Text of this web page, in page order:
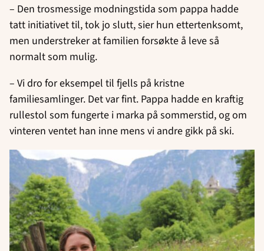
– Den trosmessige modningstida som pappa hadde
tatt initiativet til, tok jo slutt, sier hun ettertenksomt,
men understreker at familien forsøkte å leve så
normalt som mulig.
– Vi dro for eksempel til fjells på kristne
familiesamlinger. Det var fint. Pappa hadde en kraftig
rullestol som fungerte i marka på sommerstid, og om
vinteren ventet han inne mens vi andre gikk på ski.